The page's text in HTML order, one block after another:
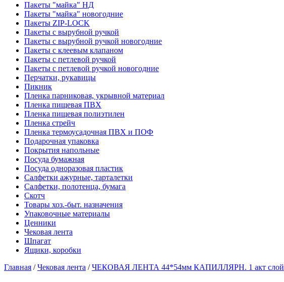
Пакеты "майка" НД
Пакеты "майка" новогодние
Пакеты ZIP-LOCK
Пакеты с вырубной ручкой
Пакеты с вырубной ручкой новогодние
Пакеты с клеевым клапаном
Пакеты с петлевой ручкой
Пакеты с петлевой ручкой новогодние
Перчатки, рукавицы
Пикник
Пленка парниковая, укрывной материал
Пленка пищевая ПВХ
Пленка пищевая полиэтилен
Пленка стрейч
Пленка термоусадочная ПВХ и ПОФ
Подарочная упаковка
Покрытия напольные
Посуда бумажная
Посуда одноразовая пластик
Салфетки ажурные, тарталетки
Салфетки, полотенца, бумага
Скотч
Товары хоз.-быт. назначения
Упаковочные материалы
Ценники
Чековая лента
Шпагат
Ящики, коробки
Главная /Чековая лента /ЧЕКОВАЯ ЛЕНТА 44*54мм КАПИЛЛЯРН. 1 акт слой